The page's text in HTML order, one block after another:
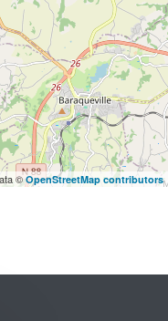
©OpenStreetMap contributors